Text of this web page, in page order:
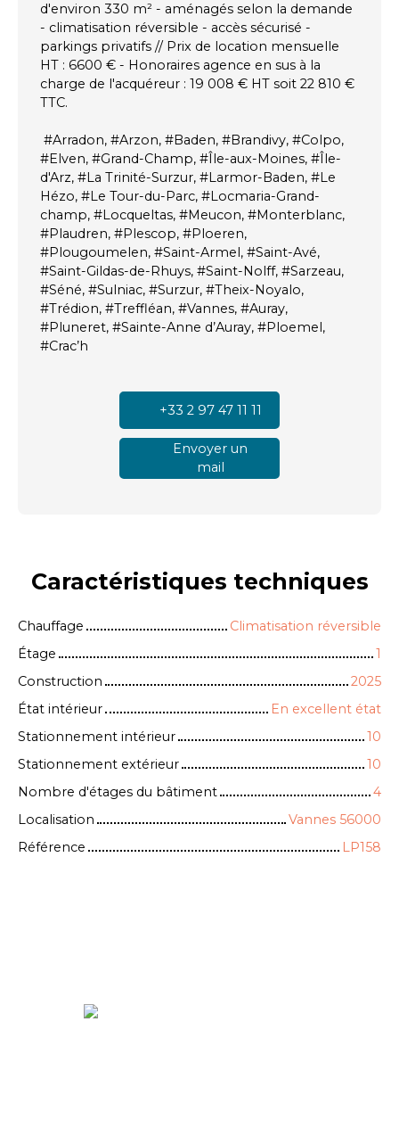
d'environ 330 m² - aménagés selon la demande
- climatisation réversible - accès sécurisé -
parkings privatifs // Prix de location mensuelle
HT : 6600 € - Honoraires agence en sus à la
charge de l'acquéreur : 19 008 € HT soit 22 810 €
TTC.
#Arradon, #Arzon, #Baden, #Brandivy, #Colpo,
#Elven, #Grand-Champ, #Île-aux-Moines, #Île-
d'Arz, #La Trinité-Surzur, #Larmor-Baden, #Le
Hézo, #Le Tour-du-Parc, #Locmaria-Grand-
champ, #Locqueltas, #Meucon, #Monterblanc,
#Plaudren, #Plescop, #Ploeren,
#Plougoumelen, #Saint-Armel, #Saint-Avé,
#Saint-Gildas-de-Rhuys, #Saint-Nolff, #Sarzeau,
#Séné, #Sulniac, #Surzur, #Theix-Noyalo,
#Trédion, #Treffléan, #Vannes, #Auray,
#Pluneret, #Sainte-Anne d’Auray, #Ploemel,
#Crac’h
+33 2 97 47 11 11
Envoyer un
mail
Caractéristiques techniques
Chauffage
Climatisation réversible
Étage
1
Construction
2025
État intérieur
En excellent état
Stationnement intérieur
10
Stationnement extérieur
10
Nombre d'étages du bâtiment
4
Localisation
Vannes 56000
Référence
LP158